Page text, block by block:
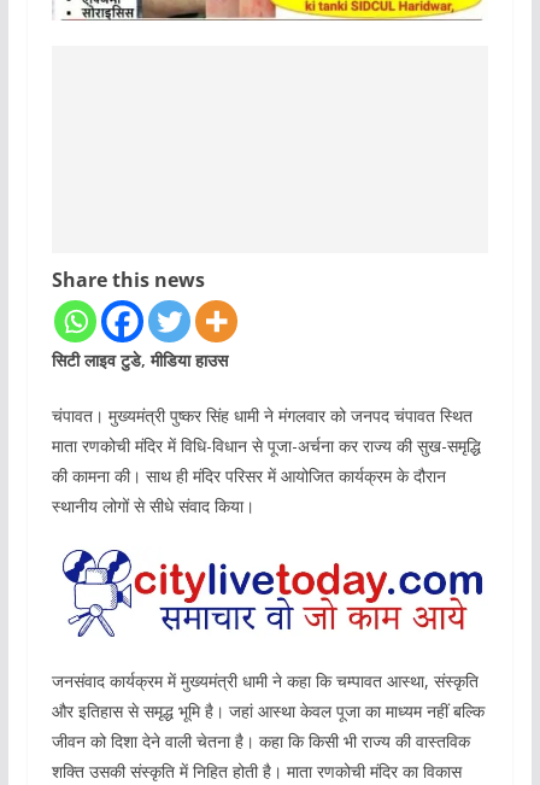
Share this news
सिटी लाइव टुडे, मीडिया हाउस
चंपावत। मुख्यमंत्री पुष्कर सिंह धामी ने मंगलवार को जनपद चंपावत स्थित
माता रणकोची मंदिर में विधि-विधान से पूजा-अर्चना कर राज्य की सुख-समृद्धि
की कामना की। साथ ही मंदिर परिसर में आयोजित कार्यक्रम के दौरान
स्थानीय लोगों से सीधे संवाद किया।
जनसंवाद कार्यक्रम में मुख्यमंत्री धामी ने कहा कि चम्पावत आस्था, संस्कृति
और इतिहास से समृद्ध भूमि है। जहां आस्था केवल पूजा का माध्यम नहीं बल्कि
जीवन को दिशा देने वाली चेतना है। कहा कि किसी भी राज्य की वास्तविक
शक्ति उसकी संस्कृति में निहित होती है। माता रणकोची मंदिर का विकास